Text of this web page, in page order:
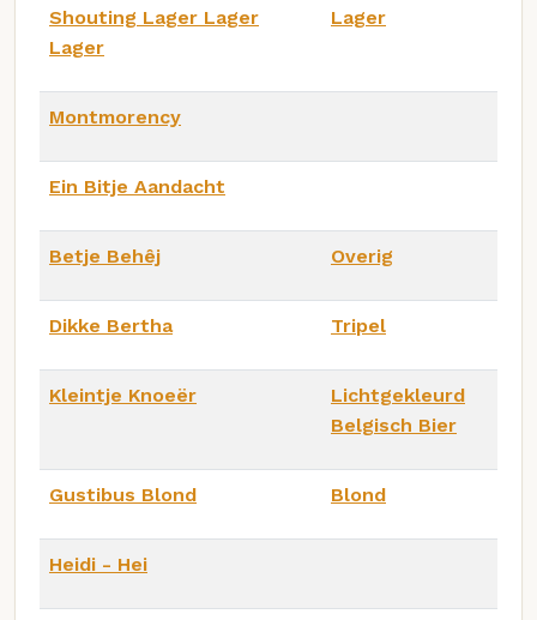
Shouting Lager Lager
Lager
Lager
Montmorency
Ein Bitje Aandacht
Betje Behêj Overig
Dikke Bertha Tripel
Kleintje Knoeër
Lichtgekleurd
Belgisch Bier
Gustibus Blond Blond
Heidi - Hei